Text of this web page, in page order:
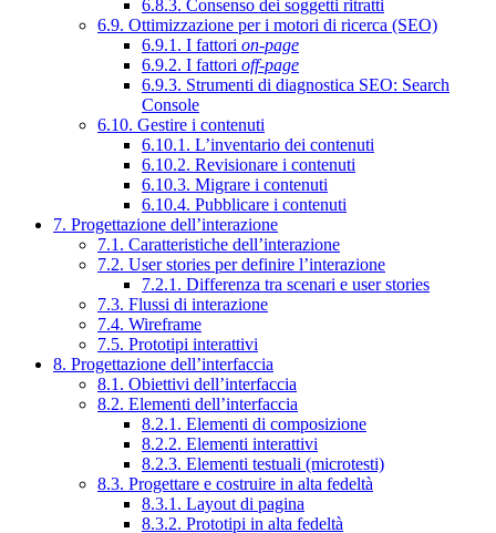
6.8.3. Consenso dei soggetti ritratti
6.9. Ottimizzazione per i motori di ricerca (SEO)
6.9.1. I fattori on-page
6.9.2. I fattori off-page
6.9.3. Strumenti di diagnostica SEO: Search
Console
6.10. Gestire i contenuti
6.10.1. L’inventario dei contenuti
6.10.2. Revisionare i contenuti
6.10.3. Migrare i contenuti
6.10.4. Pubblicare i contenuti
7. Progettazione dell’interazione
7.1. Caratteristiche dell’interazione
7.2. User stories per definire l’interazione
7.2.1. Differenza tra scenari e user stories
7.3. Flussi di interazione
7.4. Wireframe
7.5. Prototipi interattivi
8. Progettazione dell’interfaccia
8.1. Obiettivi dell’interfaccia
8.2. Elementi dell’interfaccia
8.2.1. Elementi di composizione
8.2.2. Elementi interattivi
8.2.3. Elementi testuali (microtesti)
8.3. Progettare e costruire in alta fedeltà
8.3.1. Layout di pagina
8.3.2. Prototipi in alta fedeltà